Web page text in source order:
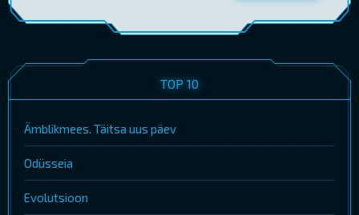
TOP 10
Ämblikmees. Täitsa uus päev
Odüsseia
Evolutsioon